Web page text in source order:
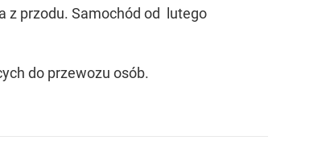
z przodu. Samochód od lutego
do przewozu osób.